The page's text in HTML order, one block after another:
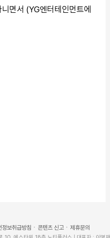
니면서 (YG엔터테인먼트에
정보취급방침 콘텐츠 신고 제휴문의